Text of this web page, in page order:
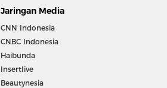
Jaringan Media
CNN Indonesia
CNBC Indonesia
Haibunda
Insertlive
Beautynesia